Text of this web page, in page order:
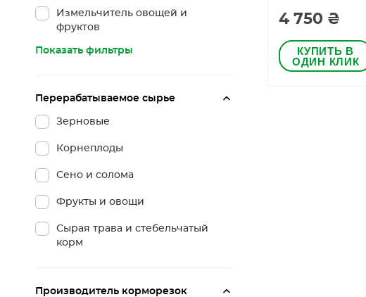
4 750 ₴
КУПИТЬ В
ОДИН КЛИК
Измельчитель овощей и
фруктов
Показать фильтры
Перерабатываемое сырье
Зерновые
Корнеплоды
Сено и солома
Фрукты и овощи
Сырая трава и стебельчатый
корм
Производитель корморезок